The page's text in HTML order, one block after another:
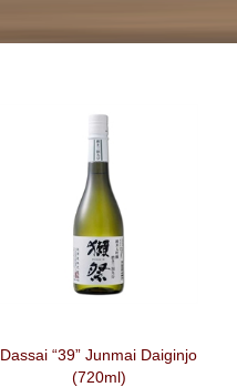
Dassai “39” Junmai Daiginjo
(720ml)